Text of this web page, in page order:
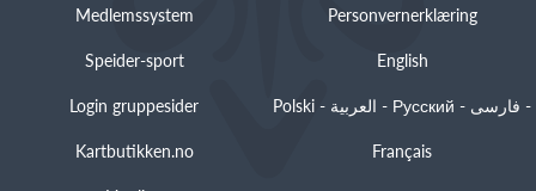
Medlemssystem
Speider-sport
Login gruppesider
Kartbutikken.no
Personvernerklæring
English
Polski - العربية - Русский - فارسی -
Français